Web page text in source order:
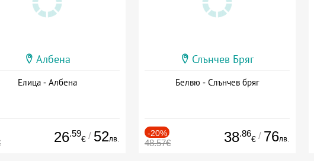
Албена
Елица - Албена
26.59
€ / 52лв.
Слънчев Бряг
Белвю - Слънчев бряг
-20%
48.57€ 38.86
€ / 76лв.